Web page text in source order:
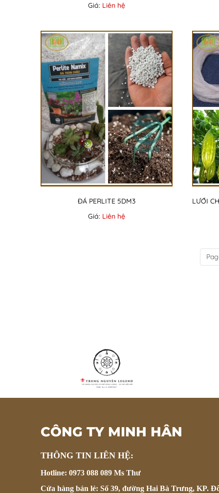
Giá: Liên hệ
ĐÁ PERLITE 5DM3
Giá: Liên hệ
CÔNG TY MINH HÂN
THÔNG TIN LIÊN HỆ:
Hotline: 0973 088 089 Ms Thư
Cửa hàng bán lẻ: Số 39, đường Hai Bà Trưng, KP.